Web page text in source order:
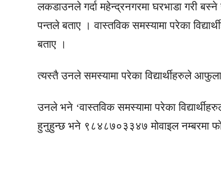
लकडाउनले गर्दा महेन्द्रनगरमा घरभाडा गरी बस्ने
पन्तले बताए । वास्तविक समस्यामा परेका
बताए ।
त्यस्तै उनले समस्यामा परेका विद्यार्थीहरुले
उनले भने ‘वास्तविक समस्यामा परेका
हुनुहुन्छ भने ९८४८७०३३४७ मोवाइल नम्बरमा